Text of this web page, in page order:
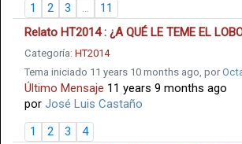
1
2 3 ...
11
Relato HT2014 : ¿A QUÉ LE TEME EL
Categoría: HT2014
Tema iniciado 11 years 10 months ago, por
Último Mensaje 11 years 9 months ago
por José Luis Castaño
1
2 3
4